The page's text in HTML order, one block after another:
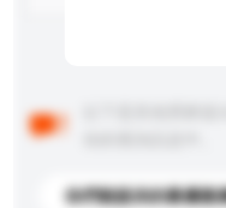
你們能提供的最優惠